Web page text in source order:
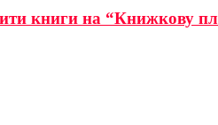
книги на “Книжкову